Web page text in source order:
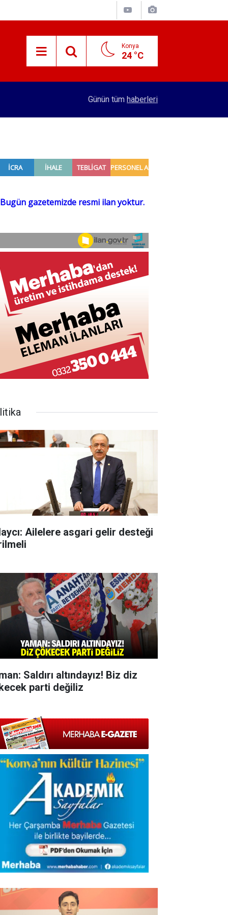
Konya
24 °C
Konya'nın öncü firması atakta! Yeni yatırıma
Günün tüm haberleri
Ailelere asgari gelir desteği
Saldırı altındayız! Biz diz
parti değiliz